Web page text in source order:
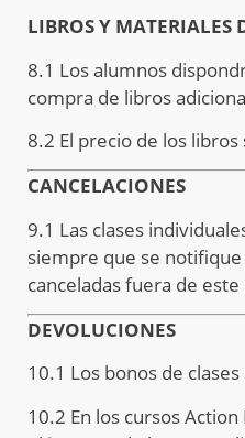
LIBROS Y MATERIALES
8.1 Los alumnos
compra de libros
8.2 El precio de los
CANCELACIONES
9.1 Las clases
siempre que se notifique
canceladas fuera de
DEVOLUCIONES
10.1 Los bonos de
10.2 En los cursos